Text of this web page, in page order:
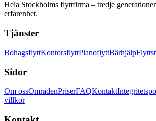
Hela Stockholms flyttfirma – tredje
erfarenhet.
Tjänster
BohagsflyttKontorsflyttPianoflyttBärhjälp
Sidor
Om ossOmrådenPriserFAQKontakt
villkor